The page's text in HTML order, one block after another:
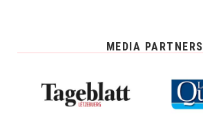
MEDIA PARTNERS